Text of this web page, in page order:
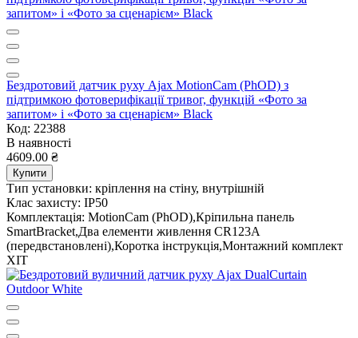
Бездротовий датчик руху Ajax MotionCam (PhOD) з
підтримкою фотоверифікації тривог, функцій «Фото за
запитом» і «Фото за сценарієм» Black
Код: 22388
В наявності
4609.00 ₴
Купити
Тип установки: кріплення на стіну, внутрішній
Клас захисту: IP50
Комплектація: MotionCam (PhOD),Кріпильна панель
SmartBracket,Два елементи живлення CR123A
(передвстановлені),Коротка інструкція,Монтажний комплект
ХІТ